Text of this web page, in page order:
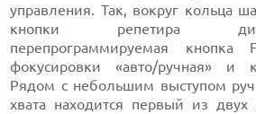
управления. Так, вокруг кольца
кнопки репетира
перепрограммируемая кнопка
фокусировки «авто/ручная» и
Рядом с небольшим выступом
хвата находится первый из двух